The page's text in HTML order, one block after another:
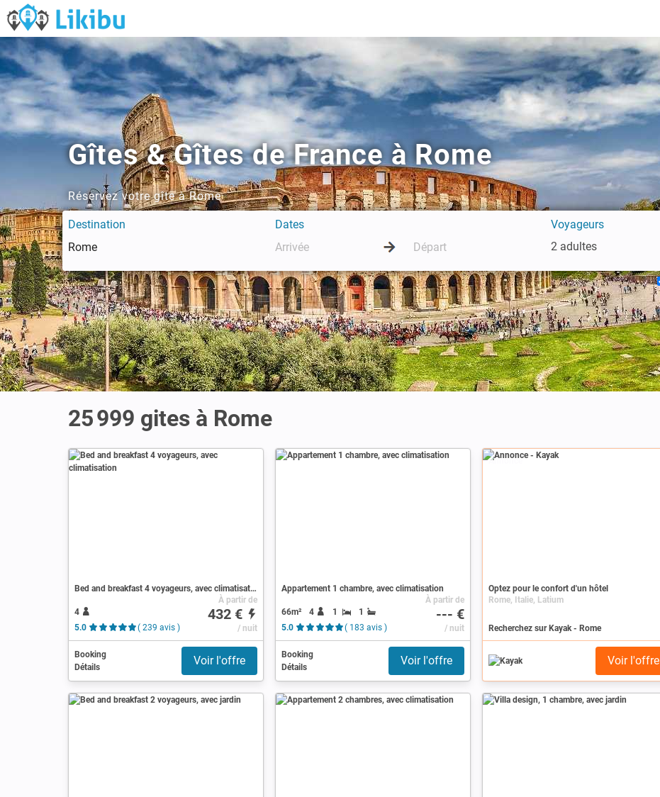
Gîtes & Gîtes de France à Rome
Réservez votre gîte à Rome
Destination Dates
Voyageurs
2 adultes
25 999 gites à Rome
Bed and breakfast 4 voyageurs, avec climatisation
4
5.0
( 239 avis )
À partir de
432 €
/ nuit
Booking
Détails
Voir l'offre
Appartement 1 chambre, avec climatisation
66m² 4 1
1
5.0
( 183 avis )
À partir de
--- €
/ nuit
Booking
Détails
Voir l'offre
Annonce
Optez pour le confort d'un hôtel
Rome, Italie, Latium
Recherchez sur Kayak - Rome
Voir l'offre